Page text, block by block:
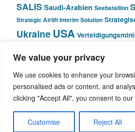
We value your privacy
We use cookies to enhance your
personalised ads or content, and
clicking "Accept All", you consent to
Customise Reject All
SALIS Saudi-Arabien Seebataillon
Strategic Airlift Interim Solution
Ukraine USA
© Pivot Area